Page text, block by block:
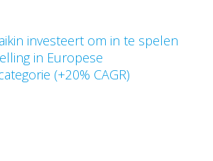
investeert om in te spelen
in Europese
(+20% CAGR)